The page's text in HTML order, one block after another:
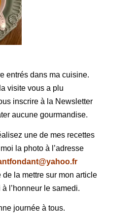
entrés dans ma cuisine.
visite vous a plu
inscrire à la Newsletter
aucune gourmandise.
une de mes recettes
la photo à l’adresse
de la mettre sur mon article
à l’honneur le samedi.
journée à tous.